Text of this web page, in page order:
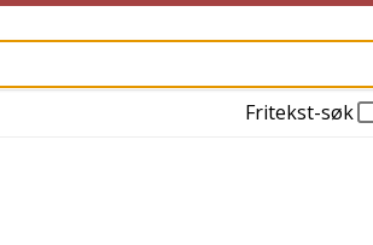
Fritekst-søk